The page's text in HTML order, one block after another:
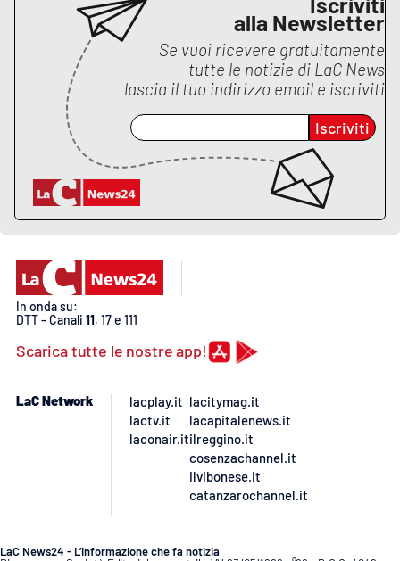
NETWORK
Lacplay.it
Lactv.it
Laconair.it
Lacitymag.it
Lacapitalenews.it
Ilreggino.it
Cosenzachannel.it
alla Newsletter
Se vuoi ricevere gratuitamente
tutte le notizie di LaC News
lascia il tuo indirizzo email e iscriviti
Iscriviti
In onda su:
DTT - Canali 11, 17 e 111
Scarica tutte le nostre app!
LaC Network
lacplay.it
lactv.it
laconair.it
lacitymag.it
lacapitalenews.it
ilreggino.it
cosenzachannel.it
ilvibonese.it
catanzarochannel.it
LaC News24 - L’informazione che fa notizia